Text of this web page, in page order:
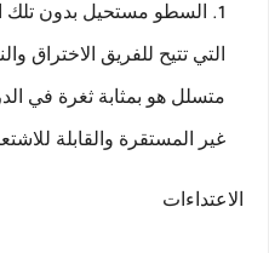
السطو مستحيل بدون تلك
التي تتيح للفريق الاختراق
متسلل هو بمثابة ثغرة في
غير المستقرة والقابلة
الاعتداءات